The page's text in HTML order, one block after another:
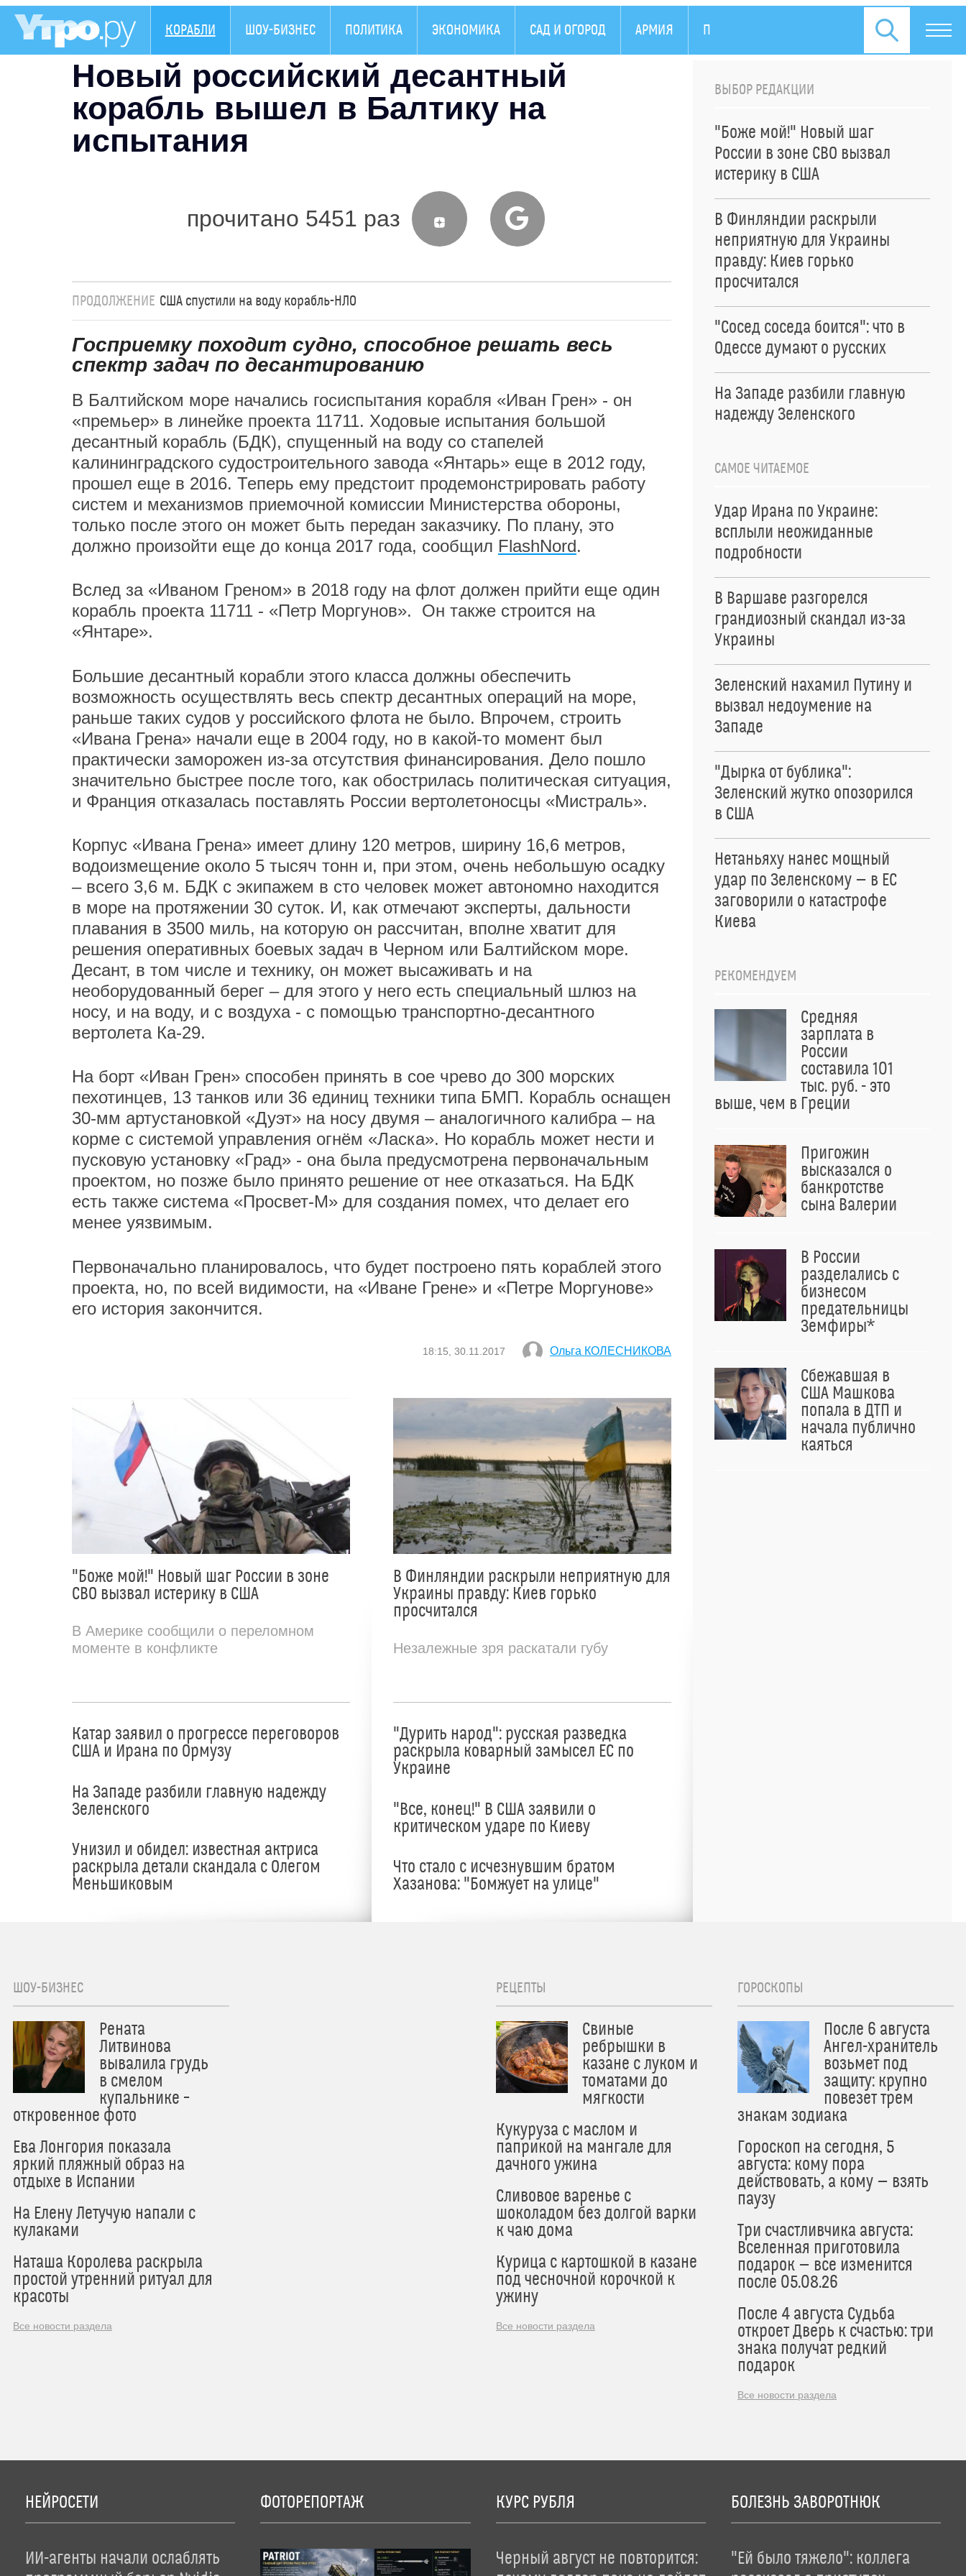
КОРАБЛИ ШОУ-БИЗНЕС ПОЛИТИКА ЭКОНОМИКА САД И ОГОРОД АРМИЯ ПРЕСС-РЕЛИЗЫ
Новый российский десантный
корабль вышел в Балтику на
испытания
прочитано 5451 раз
ПРОДОЛЖЕНИЕ США спустили на воду корабль-НЛО
Госприемку походит судно, способное решать весь
спектр задач по десантированию
В Балтийском море начались госиспытания корабля «Иван Грен» - он
«премьер» в линейке проекта 11711. Ходовые испытания большой
десантный корабль (БДК), спущенный на воду со стапелей
калининградского судостроительного завода «Янтарь» еще в 2012 году,
прошел еще в 2016. Теперь ему предстоит продемонстрировать работу
систем и механизмов приемочной комиссии Министерства обороны,
только после этого он может быть передан заказчику. По плану, это
должно произойти еще до конца 2017 года, сообщил FlashNord.
Вслед за «Иваном Греном» в 2018 году на флот должен прийти еще один
корабль проекта 11711 - «Петр Моргунов». Он также строится на
«Янтаре».
Большие десантный корабли этого класса должны обеспечить
возможность осуществлять весь спектр десантных операций на море,
раньше таких судов у российского флота не было. Впрочем, строить
«Ивана Грена» начали еще в 2004 году, но в какой-то момент был
практически заморожен из-за отсутствия финансирования. Дело пошло
значительно быстрее после того, как обострилась политическая ситуация,
и Франция отказалась поставлять России вертолетоносцы «Мистраль».
Корпус «Ивана Грена» имеет длину 120 метров, ширину 16,6 метров,
водоизмещение около 5 тысяч тонн и, при этом, очень небольшую осадку
– всего 3,6 м. БДК с экипажем в сто человек может автономно находится
в море на протяжении 30 суток. И, как отмечают эксперты, дальности
плавания в 3500 миль, на которую он рассчитан, вполне хватит для
решения оперативных боевых задач в Черном или Балтийском море.
Десант, в том числе и технику, он может высаживать и на
необорудованный берег – для этого у него есть специальный шлюз на
носу, и на воду, и с воздуха - с помощью транспортно-десантного
вертолета Ка-29.
На борт «Иван Грен» способен принять в сое чрево до 300 морских
пехотинцев, 13 танков или 36 единиц техники типа БМП. Корабль оснащен
30-мм артустановкой «Дуэт» на носу двумя – аналогичного калибра – на
корме с системой управления огнём «Ласка». Но корабль может нести и
пусковую установку «Град» - она была предусмотрена первоначальным
проектом, но позже было принято решение от нее отказаться. На БДК
есть также система «Просвет-М» для создания помех, что делает его
менее уязвимым.
Первоначально планировалось, что будет построено пять кораблей этого
проекта, но, по всей видимости, на «Иване Грене» и «Петре Моргунове»
его история закончится.
18:15, 30.11.2017 Ольга КОЛЕСНИКОВА
"Боже мой!" Новый шаг России в зоне
СВО вызвал истерику в США
В Америке сообщили о переломном
моменте в конфликте
Катар заявил о прогрессе переговоров
США и Ирана по Ормузу
На Западе разбили главную надежду
Зеленского
Унизил и обидел: известная актриса
раскрыла детали скандала с Олегом
Меньшиковым
В Финляндии раскрыли неприятную для
Украины правду: Киев горько
просчитался
Незалежные зря раскатали губу
"Дурить народ": русская разведка
раскрыла коварный замысел ЕС по
Украине
"Все, конец!" В США заявили о
критическом ударе по Киеву
Что стало с исчезнувшим братом
Хазанова: "Бомжует на улице"
ВЫБОР РЕДАКЦИИ
"Боже мой!" Новый шаг
России в зоне СВО вызвал
истерику в США
В Финляндии раскрыли
неприятную для Украины
правду: Киев горько
просчитался
"Сосед соседа боится": что в
Одессе думают о русских
На Западе разбили главную
надежду Зеленского
САМОЕ ЧИТАЕМОЕ
Удар Ирана по Украине:
всплыли неожиданные
подробности
В Варшаве разгорелся
грандиозный скандал из-за
Украины
Зеленский нахамил Путину и
вызвал недоумение на
Западе
"Дырка от бублика":
Зеленский жутко опозорился
в США
Нетаньяху нанес мощный
удар по Зеленскому — в ЕС
заговорили о катастрофе
Киева
РЕКОМЕНДУЕМ
Средняя
зарплата в
России
составила 101
тыс. руб. - это
выше, чем в Греции
Пригожин
высказался о
банкротстве
сына Валерии
В России
разделались с
бизнесом
предательницы
Земфиры*
Сбежавшая в
США Машкова
попала в ДТП и
начала публично
каяться
ШОУ-БИЗНЕС
Рената
Литвинова
вывалила грудь
в смелом
купальнике –
откровенное фото
Ева Лонгория показала
яркий пляжный образ на
отдыхе в Испании
На Елену Летучую напали с
кулаками
Наташа Королева раскрыла
простой утренний ритуал для
красоты
Все новости раздела
РЕЦЕПТЫ
Свиные
ребрышки в
казане с луком и
томатами до
мягкости
Кукуруза с маслом и
паприкой на мангале для
дачного ужина
Сливовое варенье с
шоколадом без долгой варки
к чаю дома
Курица с картошкой в казане
под чесночной корочкой к
ужину
Все новости раздела
ГОРОСКОПЫ
После 6 августа
Ангел-хранитель
возьмет под
защиту: крупно
повезет трем
знакам зодиака
Гороскоп на сегодня, 5
августа: кому пора
действовать, а кому — взять
паузу
Три счастливчика августа:
Вселенная приготовила
подарок — все изменится
после 05.08.26
После 4 августа Судьба
откроет Дверь к счастью: три
знака получат редкий
подарок
Все новости раздела
НЕЙРОСЕТИ
ИИ-агенты начали ослаблять
ФОТОРЕПОРТАЖ КУРС РУБЛЯ
Черный август не повторится:
БОЛЕЗНЬ ЗАВОРОТНЮК
"Ей было тяжело": коллега